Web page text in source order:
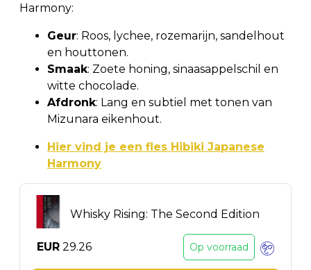
Harmony:
Geur: Roos, lychee, rozemarijn, sandelhout
en houttonen.
Smaak: Zoete honing, sinaasappelschil en
witte chocolade.
Afdronk: Lang en subtiel met tonen van
Mizunara eikenhout.
Hier vind je een fles Hibiki Japanese
Harmony
Whisky Rising: The Second Edition
EUR 29.26 Op voorraad